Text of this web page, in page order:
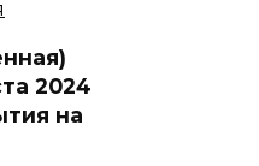
2024
на